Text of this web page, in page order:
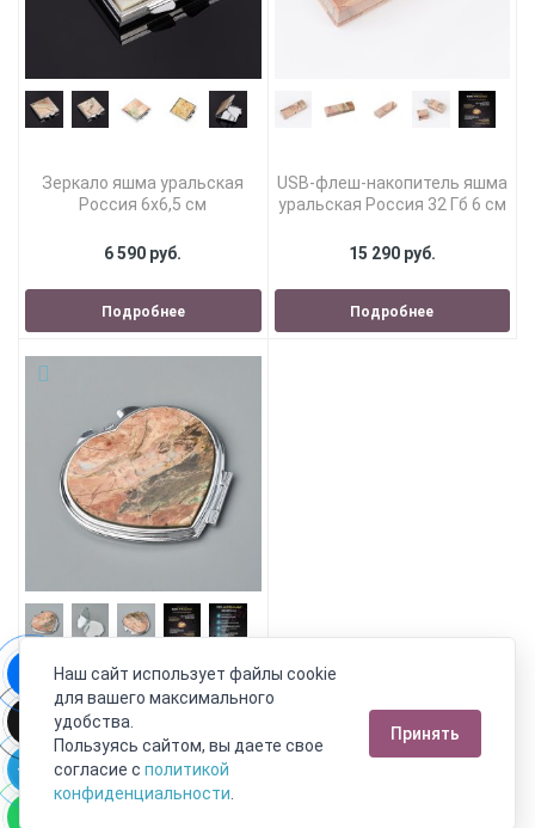
Зеркало яшма уральская
Россия 6х6,5 см
6 590 руб.
Подробнее
USB-флеш-накопитель яшма
уральская Россия 32 Гб 6 см
15 290 руб.
Подробнее
Зеркало яшма уральская
Россия 7х6,5 см
5 890 руб. 3 239 руб.
Наш сайт использует файлы cookie
для вашего максимального
удобства.
Пользуясь сайтом, вы даете свое
согласие с политикой
конфиденциальности
Принять